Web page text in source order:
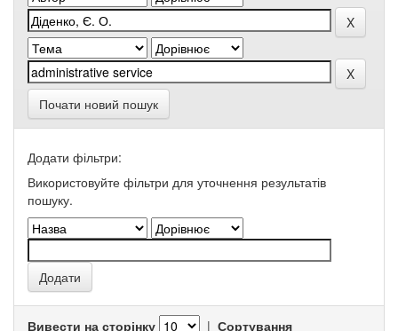
Почати новий пошук
Додати фільтри:
Використовуйте фільтри для уточнення результатів
пошуку.
Вивести на сторінку | Сортування